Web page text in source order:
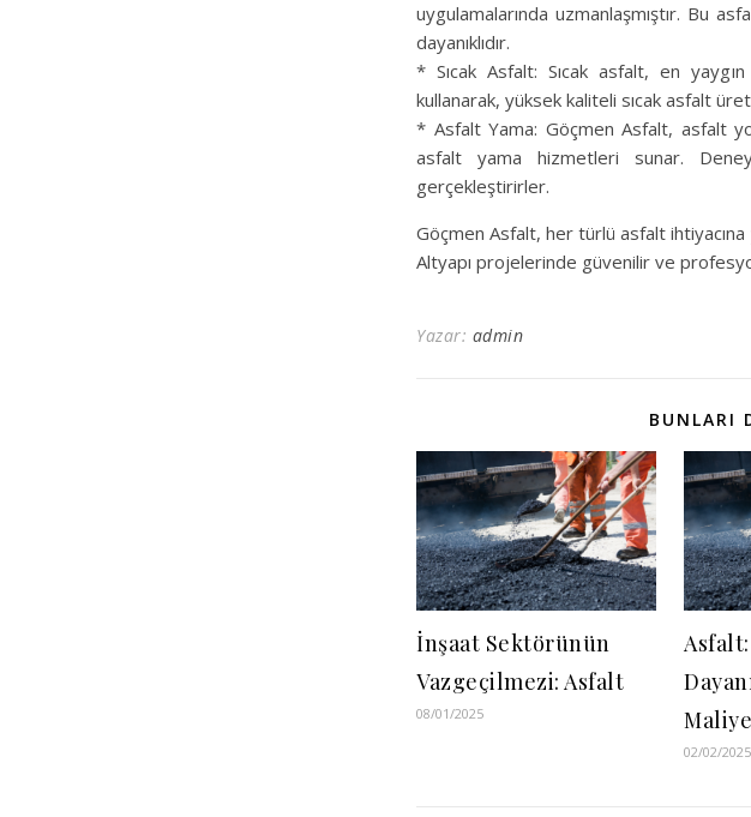
uygulamalarında uzmanlaşmıştır. Bu
dayanıklıdır.
* Sıcak Asfalt: Sıcak asfalt, en
kullanarak, yüksek kaliteli sıcak asfalt
* Asfalt Yama: Göçmen Asfalt, asfalt
asfalt yama hizmetleri sunar.
gerçekleştirirler.
Göçmen Asfalt, her türlü asfalt
Altyapı projelerinde güvenilir ve
Yazar: admin
BUNLARI
İnşaat Sektörünün
Vazgeçilmezi: Asfalt
08/01/2025
02/02/2025